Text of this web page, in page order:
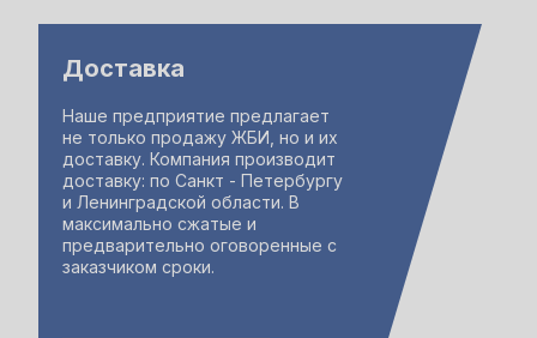
Доставка
Наше предприятие предлагает
не только продажу ЖБИ, но и их
доставку. Компания производит
доставку: по Санкт - Петербургу
и Ленинградской области. В
максимально сжатые и
предварительно оговоренные с
заказчиком сроки.